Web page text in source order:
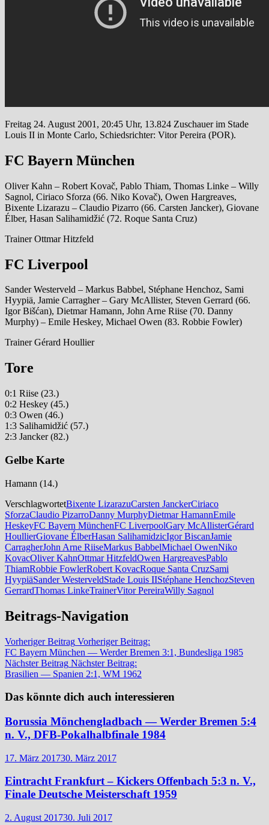
Freitag 24. August 2001, 20:45 Uhr, 13.824 Zuschauer im Stade
Louis II in Monte Carlo, Schiedsrichter: Vitor Pereira (POR).
FC Bayern München
Oliver Kahn – Robert Kovač, Pablo Thiam, Thomas Linke – Willy
Sagnol, Ciriaco Sforza (66. Niko Kovač), Owen Hargreaves,
Bixente Lizarazu – Claudio Pizarro (66. Carsten Jancker), Giovane
Élber, Hasan Salihamidžić (72. Roque Santa Cruz)
Trainer Ottmar Hitzfeld
FC Liverpool
Sander Westerveld – Markus Babbel, Stéphane Henchoz, Sami
Hyypiä, Jamie Carragher – Gary McAllister, Steven Gerrard (66.
Igor Bišćan), Dietmar Hamann, John Arne Riise (70. Danny
Murphy) – Emile Heskey, Michael Owen (83. Robbie Fowler)
Trainer Gérard Houllier
Tore
0:1 Riise (23.)
0:2 Heskey (45.)
0:3 Owen (46.)
1:3 Salihamidžić (57.)
2:3 Jancker (82.)
Gelbe Karte
Hamann (14.)
VerschlagwortetBixente LizarazuCarsten JanckerCiriaco
SforzaClaudio PizarroDanny MurphyDietmar HamannEmile
HeskeyFC Bayern MünchenFC LiverpoolGary McAllisterGérard
HoullierGiovane ÉlberHasan SalihamidzicIgor BiscanJamie
CarragherJohn Arne RiiseMarkus BabbelMichael OwenNiko
KovacOliver KahnOttmar HitzfeldOwen HargreavesPablo
ThiamRobbie FowlerRobert KovacRoque Santa CruzSami
HyypiäSander WesterveldStade Louis IIStéphane HenchozSteven
GerrardThomas LinkeTrainerVitor PereiraWilly Sagnol
Beitrags-Navigation
Vorheriger Beitrag Vorheriger Beitrag:
FC Bayern München — Werder Bremen 3:1, Bundesliga 1985
Nächster Beitrag Nächster Beitrag:
Brasilien — Spanien 2:1, WM 1962
Das könnte dich auch interessieren
Borussia Mönchengladbach — Werder Bremen 5:4
n. V., DFB-Pokalhalbfinale 1984
17. März 201730. März 2017
Eintracht Frankfurt – Kickers Offenbach 5:3 n. V.,
Finale Deutsche Meisterschaft 1959
2. August 201730. Juli 2017